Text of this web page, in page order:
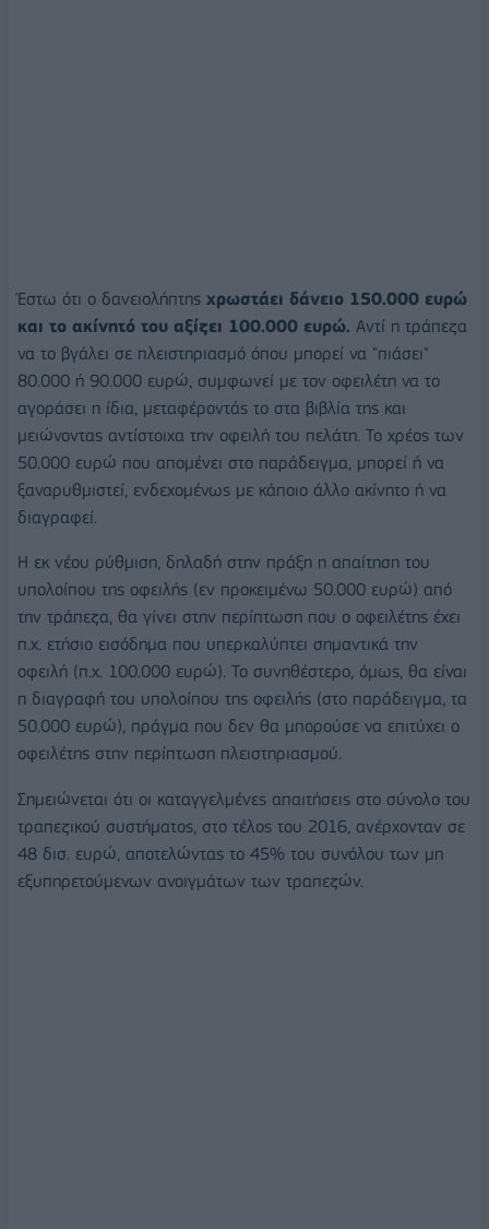
Έστω ότι ο δανειολήπτης χρωστάει δάνειο 150.000 ευρώ
και το ακίνητό του αξίζει 100.000 ευρώ. Αντί η τράπεζα
να το βγάλει σε πλειστηριασμό όπου μπορεί να "πιάσει"
80.000 ή 90.000 ευρώ, συμφωνεί με τον οφειλέτη να το
αγοράσει η ίδια, μεταφέροντάς το στα βιβλία της και
μειώνοντας αντίστοιχα την οφειλή του πελάτη. Το χρέος των
50.000 ευρώ που απομένει στο παράδειγμα, μπορεί ή να
ξαναρυθμιστεί, ενδεχομένως με κάποιο άλλο ακίνητο ή να
διαγραφεί.
Η εκ νέου ρύθμιση, δηλαδή στην πράξη η απαίτηση του
υπολοίπου της οφειλής (εν προκειμένω 50.000 ευρώ) από
την τράπεζα, θα γίνει στην περίπτωση που ο οφειλέτης έχει
π.χ. ετήσιο εισόδημα που υπερκαλύπτει σημαντικά την
οφειλή (π.χ. 100.000 ευρώ). Το συνηθέστερο, όμως, θα είναι
η διαγραφή του υπολοίπου της οφειλής (στο παράδειγμα, τα
50.000 ευρώ), πράγμα που δεν θα μπορούσε να επιτύχει ο
οφειλέτης στην περίπτωση πλειστηριασμού.
Σημειώνεται ότι οι καταγγελμένες απαιτήσεις στο σύνολο του
τραπεζικού συστήματος, στο τέλος του 2016, ανέρχονταν σε
48 δισ. ευρώ, αποτελώντας το 45% του συνόλου των μη
εξυπηρετούμενων ανοιγμάτων των τραπεζών.